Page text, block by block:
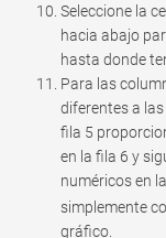
Seleccione la
hacia abajo
hasta donde
Para las
diferentes a
fila 5
en la fila 6 y
numéricos en
simplemente
gráfico.